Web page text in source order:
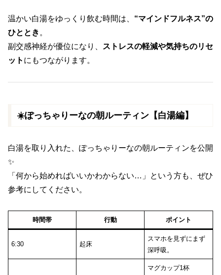
温かい白湯をゆっくり飲む時間は、 “マインドフルネス”の
ひととき 。
副交感神経が優位になり、
ストレスの軽減や気持ちのリセ
ット にもつながります。
☀️ぽっちゃりーなの朝ルーティン【白湯編】
白湯を取り入れた、ぽっちゃりーなの朝ルーティンを公開
✨
「何から始めればいいかわからない…」という方も、ぜひ
参考にしてください。
時間帯 行動 ポイント
6:30 起床
スマホを見ずにまず
深呼吸。
マグカップ1杯